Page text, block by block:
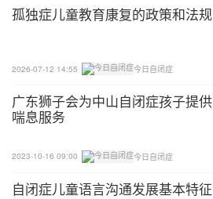
孤独症儿童教育康复的政策和法规
2026-07-12 14:55 今日自闭症
广东狮子会为中山自闭症孩子提供
喘息服务
2023-10-16 09:00 今日自闭症
自闭症儿童语言沟通发展基本特征